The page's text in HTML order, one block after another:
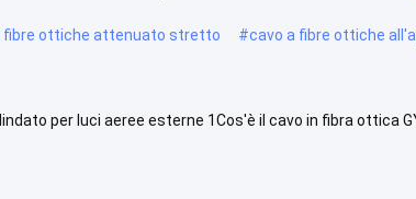
fibre ottiche attenuato stretto #cavo a fibre ottiche
per luci aeree esterne 1Cos'è il cavo in fibra ottica